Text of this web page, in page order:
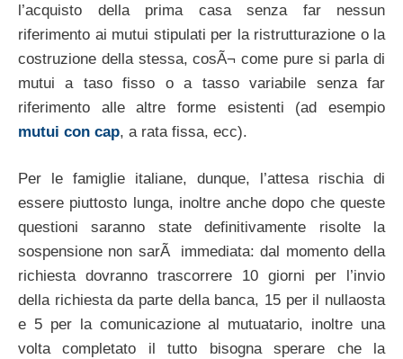
l’acquisto della prima casa senza far nessun
riferimento ai mutui stipulati per la ristrutturazione o la
costruzione della stessa, cosÃ¬ come pure si parla di
mutui a taso fisso o a tasso variabile senza far
riferimento alle altre forme esistenti (ad esempio
mutui con cap, a rata fissa, ecc).
Per le famiglie italiane, dunque, l’attesa rischia di
essere piuttosto lunga, inoltre anche dopo che queste
questioni saranno state definitivamente risolte la
sospensione non sarÃ immediata: dal momento della
richiesta dovranno trascorrere 10 giorni per l’invio
della richiesta da parte della banca, 15 per il nullaosta
e 5 per la comunicazione al mutuatario, inoltre una
volta completato il tutto bisogna sperare che la